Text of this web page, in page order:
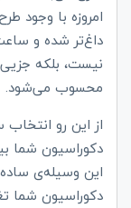
امروزه با وجود
داغ‌تر شده و
نیست، بلکه جزیی
محسوب می‌شود.
از این رو
دکوراسیون شما
این وسیله‌ی
دکوراسیون شما